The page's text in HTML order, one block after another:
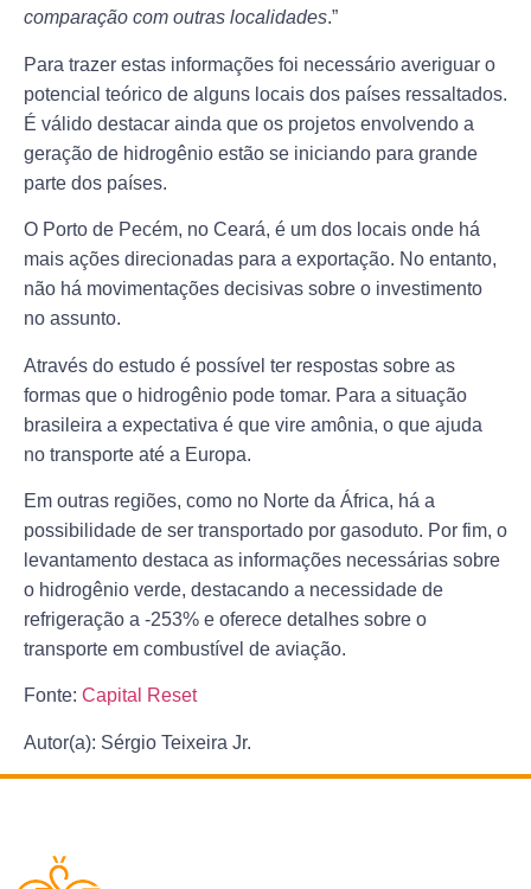
comparação com outras localidades.”
Para trazer estas informações foi necessário averiguar o
potencial teórico de alguns locais dos países ressaltados.
É válido destacar ainda que os projetos envolvendo a
geração de hidrogênio estão se iniciando para grande
parte dos países.
O Porto de Pecém, no Ceará, é um dos locais onde há
mais ações direcionadas para a exportação. No entanto,
não há movimentações decisivas sobre o investimento
no assunto.
Através do estudo é possível ter respostas sobre as
formas que o hidrogênio pode tomar. Para a situação
brasileira a expectativa é que vire amônia, o que ajuda
no transporte até a Europa.
Em outras regiões, como no Norte da África, há a
possibilidade de ser transportado por gasoduto. Por fim, o
levantamento destaca as informações necessárias sobre
o hidrogênio verde, destacando a necessidade de
refrigeração a -253% e oferece detalhes sobre o
transporte em combustível de aviação.
Fonte: Capital Reset
Autor(a): Sérgio Teixeira Jr.